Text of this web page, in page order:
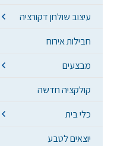
עיצוב שולחן דקורציה
חבילות אירוח
מבצעים
קולקציה חדשה
כלי בית
יוצאים לטבע